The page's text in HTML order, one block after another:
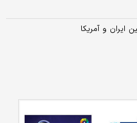
ایران و آمریکا